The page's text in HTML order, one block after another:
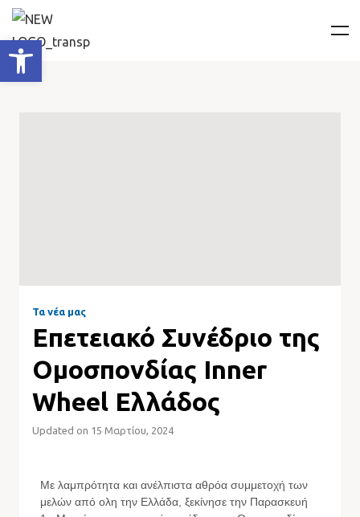
Τα νέα μας
Επετειακό Συνέδριο της
Ομοσπονδίας Inner
Wheel Ελλάδος
Updated on 15 Μαρτίου, 2024
Με λαμπρότητα και ανέλπιστα αθρόα συμμετοχή των
μελών από ολη την Ελλάδα, ξεκίνησε την Παρασκευή
Ανοίξτε τη γραμμή εργαλείων